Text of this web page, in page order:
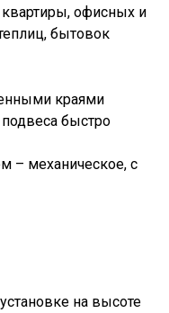
квартиры, офисных и
бытовок
краями
быстро
– механическое, с
на высоте